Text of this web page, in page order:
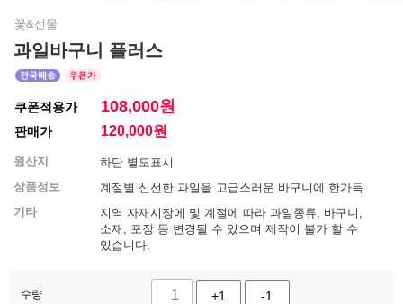
꽃&선물
과일바구니 플러스
쿠폰적용가 108,000원
판매가 120,000원
원산지
하단 별도표시
상품정보
계절별 신선한 과일을 고급스러운 바구니에 한가득
기타
지역 자재시장에 및 계절에 따라 과일종류, 바구니,
소재, 포장 등 변경될 수 있으며 제작이 불가 할 수
있습니다.
수량 +1 -1